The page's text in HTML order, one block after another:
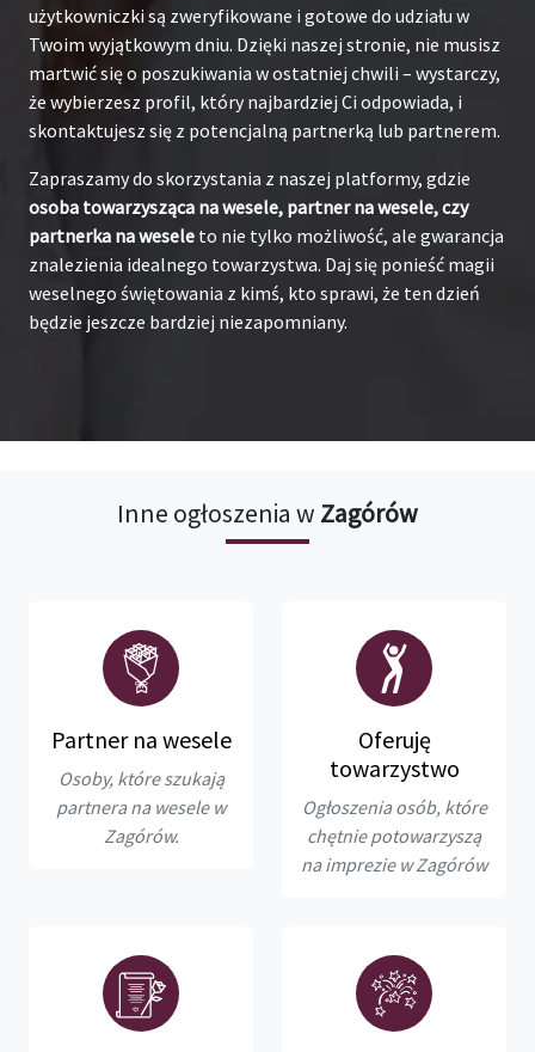
użytkowniczki są zweryfikowane i gotowe do udziału w
Twoim wyjątkowym dniu. Dzięki naszej stronie, nie musisz
martwić się o poszukiwania w ostatniej chwili – wystarczy,
że wybierzesz profil, który najbardziej Ci odpowiada, i
skontaktujesz się z potencjalną partnerką lub partnerem.
Zapraszamy do skorzystania z naszej platformy, gdzie
osoba towarzysząca na wesele, partner na wesele, czy
partnerka na wesele to nie tylko możliwość, ale gwarancja
znalezienia idealnego towarzystwa. Daj się ponieść magii
weselnego świętowania z kimś, kto sprawi, że ten dzień
będzie jeszcze bardziej niezapomniany.
Inne ogłoszenia w Zagórów
Partner na wesele
Osoby, które szukają
partnera na wesele w
Zagórów.
Oferuję
towarzystwo
Ogłoszenia osób, które
chętnie potowarzyszą
na imprezie w Zagórów